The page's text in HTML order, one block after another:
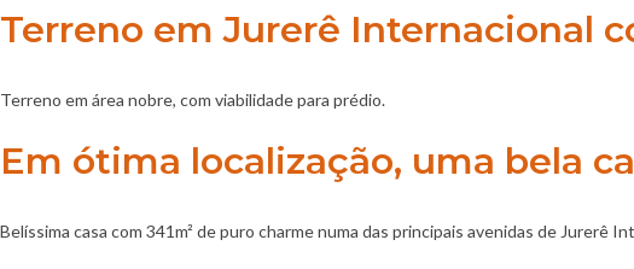
Terreno em Jurerê Internacional
Terreno em área nobre, com viabilidade para prédio.
Em ótima localização, uma bela
Belíssima casa com 341m² de puro charme numa das principais avenidas de